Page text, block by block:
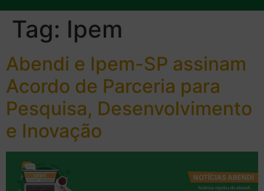
Tag: Ipem
Abendi e Ipem-SP assinam
Acordo de Parceria para
Pesquisa, Desenvolvimento
e Inovação